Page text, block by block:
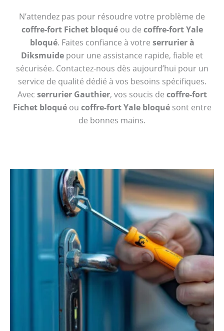
N’attendez pas pour résoudre votre problème de
coffre-fort Fichet bloquéou de coffre-fort Yale
bloqué. Faites confiance à votre serrurier à
Diksmuide pour une assistance rapide, fiable et
sécurisée. Contactez-nous dès aujourd’hui pour un
service de qualité dédié à vos besoins spécifiques.
Avec serrurier Gauthier, vos soucis de coffre-fort
Fichet bloquéou coffre-fort Yale bloquésont entre
de bonnes mains.